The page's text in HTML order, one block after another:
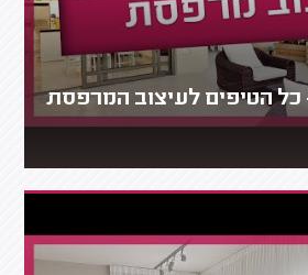
הטיפים לעיצוב המרפסת